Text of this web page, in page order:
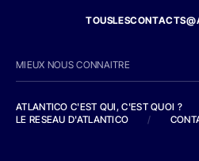
MIEUX NOUS CONNAITRE
ATLANTICO C'EST QUI, C'EST QUOI ?
LE RESEAU D'ATLANTICO
/